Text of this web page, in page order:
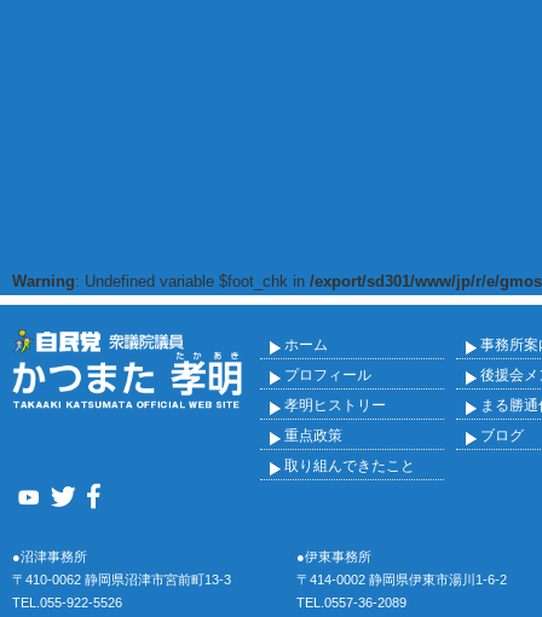
Warning: Undefined variable $foot_chk in /export/sd301/www/jp/r/e/
ホーム
プロフィール
孝明ヒストリー
重点政策
取り組んできたこと
事務所案
後援会メ
まる勝通
ブログ
●沼津事務所
〒410-0062 静岡県沼津市宮前町13-3
TEL.055-922-5526
●伊東事務所
〒414-0002 静岡県伊東市湯川1-6-2
TEL.0557-36-2089